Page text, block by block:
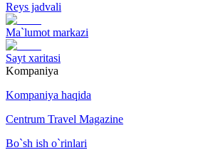
Reys jadvali
Ma`lumot markazi
Sayt xaritasi
Kompaniya
Kompaniya haqida
Centrum Travel Magazine
Bo`sh ish o`rinlari